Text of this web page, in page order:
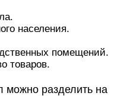
населения.
помещений.
товаров.
можно разделить на